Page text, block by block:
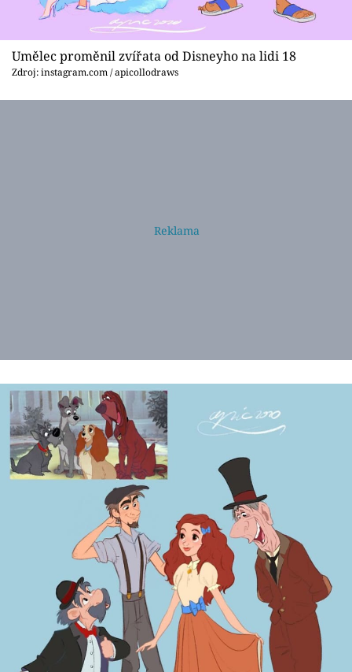
Umělec proměnil zvířata od Disneyho na lidi 18
Zdroj: instagram.com / apicollodraws